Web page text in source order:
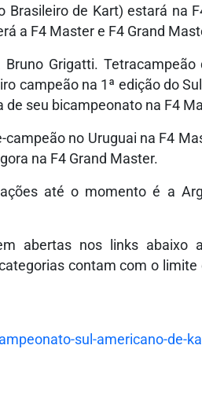
Brasileiro de Kart) estará na
a F4 Master e F4 Grand
Grigatti.
campeão na 1ª edição do
de seu bicampeonato na F4
campeão no Uruguai na F4
na F4 Grand Master.
até o momento é a
abertas nos links
contam com o limite
sul-americano-de-